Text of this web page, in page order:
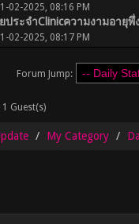
02-2025, 08:16 PM
ประจำClinicความงามอายุ
02-2025, 08:17 PM
Forum Jump:
Guest(s)
My Category